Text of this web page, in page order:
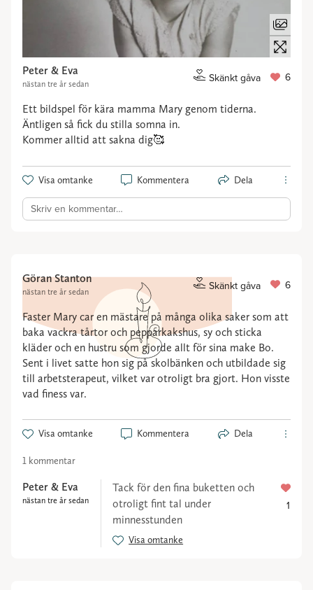
Peter & Eva
nästan tre år sedan Skänkt gåva 6
Ett bildspel för kära mamma Mary genom tiderna.
Äntligen så fick du stilla somna in.
Kommer alltid att sakna dig🥰
Visa omtanke Kommentera Dela
Skriv en kommentar…
Göran Stanton
nästan tre år sedan Skänkt gåva 6
Faster Mary car en mästare på många olika saker som att
baka vackra tårtor och pepparkakshus, sy och sticka
kläder och en hustru som gjorde allt för sina make Bo.
Sent i livet satte hon sig på skolbänken och utbildade sig
till arbetsterapeut, vilket var otroligt bra gjort. Hon visste
vad finess var.
Visa omtanke Kommentera Dela
1 kommentar
Peter & Eva
nästan tre år sedan
Tack för den fina buketten och
otroligt fint tal under
minnesstunden
Visa omtanke
1